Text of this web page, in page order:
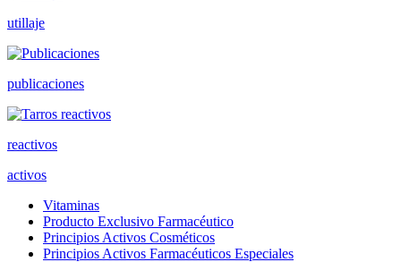
utillaje
publicaciones
reactivos
activos
Vitaminas
Producto Exclusivo Farmacéutico
Principios Activos Cosméticos
Principios Activos Farmacéuticos Especiales